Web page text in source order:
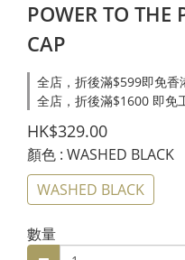
POWER TO THE
CAP
全店，折後滿$599即免香
全店，折後滿$1600 即免
HK$329.00
顏色 : WASHED BLACK
WASHED BLACK
數量